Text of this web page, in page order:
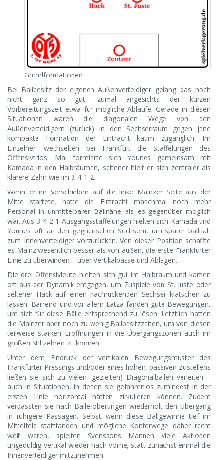
Grundformationen
Bei Ballbesitz der eigenen Außenverteidiger gelang das noch
nicht ganz so gut, zumal angesichts der kurzen
Vorbereitungszeit etwa für mögliche Abläufe. Gerade in diesen
Situationen waren die diagonalen Wege von den
Außenverteidigern (zurück) in den Sechserraum gegen jene
kompakte Formation der Eintracht kaum zugänglich. Im
Einzelnen wechselten bei Frankfurt die Staffelungen des
Offensivtrios: Mal formierte sich Younes gemeinsam mit
Kamada in den Halbräumen, seltener hielt er sich zentraler als
klarere Zehn wie im 3-4-1-2.
Wenn er im Verschieben auf die linke Mainzer Seite aus der
Mitte startete, hatte die Eintracht manchmal noch mehr
Personal in unmittelbarer Ballnähe als es gegenüber möglich
war. Aus 3-4-2-1-Ausgangsstaffelungen hielten sich Kamada und
Younes oft an den gegnerischen Sechsern, um später ballnah
zum Innenverteidiger vorzurücken. Von dieser Position schaffte
es Mainz wesentlich besser als von außen, die erste Frankfurter
Linie zu überwinden – über Vertikalpässe und Ablagen.
Die drei Offensivleute hielten sich gut im Halbraum und kamen
oft aus der Dynamik entgegen, um Zuspiele von St. Juste oder
seltener Hack auf einen nachrückenden Sechser klatschen zu
lassen. Barreiro und vor allem Latza fanden gute Bewegungen,
um sich für diese Bälle entsprechend zu lösen. Letztlich hatten
die Mainzer aber noch zu wenig Ballbesitzzeiten, um von diesen
teilweise starken Eröffnungen in die Übergangszonen auch im
großen Stil zehren zu können.
Unter dem Eindruck der vertikalen Bewegungsmuster des
Frankfurter Pressings und/oder eines hohen, passiven Zustellens
ließen sie sich zu vielen (gezielten) Diagonalbällen verleiten –
auch in Situationen, in denen sie gefahrenlos zumindest in der
ersten Linie horizontal hätten zirkulieren können. Zudem
verpassten sie nach Balleroberungen wiederholt den Übergang
in ruhigere Passagen. Selbst wenn diese Ballgewinne tief im
Mittelfeld stattfanden und mögliche Konterwege daher recht
weit waren, spielten Svenssons Mannen viele Aktionen
ungeduldig vertikal wieder nach vorne, statt zunächst einmal die
Innenverteidiger mitzunehmen.